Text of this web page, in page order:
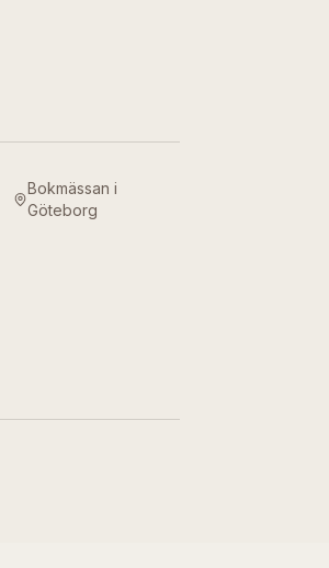
Bokmässan i
Göteborg